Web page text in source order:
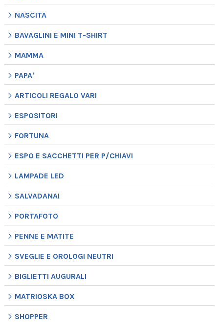
NASCITA
BAVAGLINI E MINI T-SHIRT
MAMMA
PAPA'
ARTICOLI REGALO VARI
ESPOSITORI
FORTUNA
ESPO E SACCHETTI PER P/CHIAVI
LAMPADE LED
SALVADANAI
PORTAFOTO
PENNE E MATITE
SVEGLIE E OROLOGI NEUTRI
BIGLIETTI AUGURALI
MATRIOSKA BOX
SHOPPER